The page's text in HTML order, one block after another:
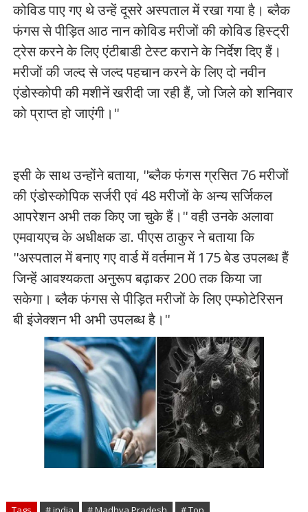
कोविड पाए गए थे उन्हें दूसरे अस्पताल में रखा गया है। ब्लैक
फंगस से पीड़ित आठ नान कोविड मरीजों की कोविड हिस्ट्री
ट्रेस करने के लिए एंटीबाडी टेस्ट कराने के निर्देश दिए हैं।
मरीजों की जल्द से जल्द पहचान करने के लिए दो नवीन
एंडोस्कोपी की मशीनें खरीदी जा रही हैं, जो जिले को शनिवार
को प्राप्त हो जाएंगी।''
इसी के साथ उन्होंने बताया, ''ब्लैक फंगस ग्रसित 76 मरीजों
की एंडोस्कोपिक सर्जरी एवं 48 मरीजों के अन्य सर्जिकल
आपरेशन अभी तक किए जा चुके हैं।'' वही उनके अलावा
एमवायएच के अधीक्षक डा. पीएस ठाकुर ने बताया कि
''अस्पताल में बनाए गए वार्ड में वर्तमान में 175 बेड उपलब्ध हैं
जिन्हें आवश्यकता अनुरूप बढ़ाकर 200 तक किया जा
सकेगा। ब्लैक फंगस से पीड़ित मरीजों के लिए एम्फोटेरिसन
बी इंजेक्शन भी अभी उपलब्ध है।''